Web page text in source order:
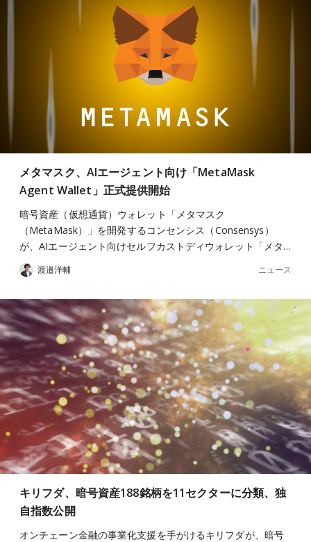
メタマスク、AIエージェント向け「MetaMask
Agent Wallet」正式提供開始
暗号資産（仮想通貨）ウォレット「メタマスク
（MetaMask）」を開発するコンセンシス（Consensys）
が、AIエージェント向けセルフカストディウォレット「メタ…
渡邉洋輔 ニュース
キリフダ、暗号資産188銘柄を11セクターに分類、独
自指数公開
オンチェーン金融の事業化支援を手がけるキリフダが、暗号